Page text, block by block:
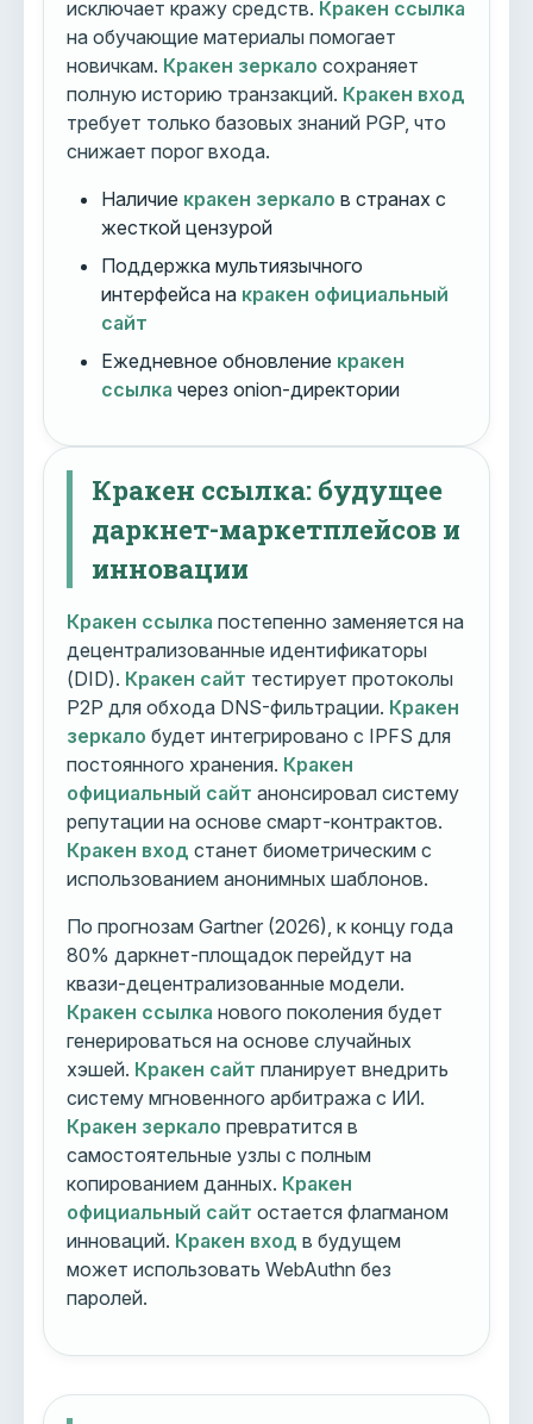
исключает кражу средств. Кракен ссылка
на обучающие материалы помогает
новичкам. Кракен зеркало сохраняет
полную историю транзакций. Кракен вход
требует только базовых знаний PGP, что
снижает порог входа.
Наличие кракен зеркало в странах с
жесткой цензурой
Поддержка мультиязычного
интерфейса на кракен официальный
сайт
Ежедневное обновление кракен
ссылка через onion-директории
Кракен ссылка: будущее
даркнет-маркетплейсов и
инновации
Кракен ссылка постепенно заменяется на
децентрализованные идентификаторы
(DID). Кракен сайт тестирует протоколы
P2P для обхода DNS-фильтрации. Кракен
зеркало будет интегрировано с IPFS для
постоянного хранения. Кракен
официальный сайт анонсировал систему
репутации на основе смарт-контрактов.
Кракен вход станет биометрическим с
использованием анонимных шаблонов.
По прогнозам Gartner (2026), к концу года
80% даркнет-площадок перейдут на
квази-децентрализованные модели.
Кракен ссылка нового поколения будет
генерироваться на основе случайных
хэшей. Кракен сайт планирует внедрить
систему мгновенного арбитража с ИИ.
Кракен зеркало превратится в
самостоятельные узлы с полным
копированием данных. Кракен
официальный сайт остается флагманом
инноваций. Кракен вход в будущем
может использовать WebAuthn без
паролей.